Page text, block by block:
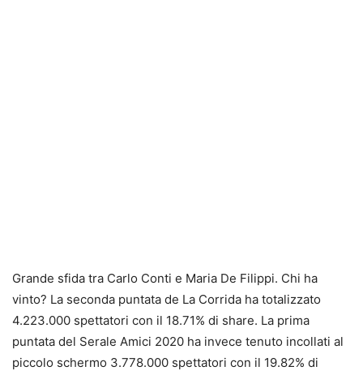
Grande sfida tra Carlo Conti e Maria De Filippi. Chi ha
vinto? La seconda puntata de La Corrida ha totalizzato
4.223.000 spettatori con il 18.71% di share. La prima
puntata del Serale Amici 2020 ha invece tenuto incollati al
piccolo schermo 3.778.000 spettatori con il 19.82% di